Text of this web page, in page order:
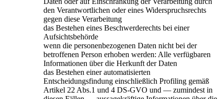
den Verantwortlichen oder eines Widerspruchsrechts
gegen diese Verarbeitung
das Bestehen eines Beschwerderechts bei einer
Aufsichtsbehörde
wenn die personenbezogenen Daten nicht bei der
betroffenen Person erhoben werden: Alle verfügbaren
Informationen über die Herkunft der Daten
das Bestehen einer automatisierten
Entscheidungsfindung einschließlich Profiling gemäß
Artikel 22 Abs.1 und 4 DS-GVO und — zumindest in